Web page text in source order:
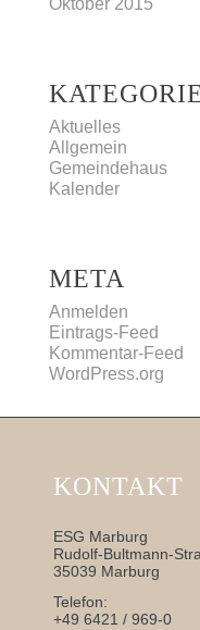
Oktober 2015
Aktuelles
Allgemein
Gemeindehaus
Kalender
META
Anmelden
Eintrags-Feed
Kommentar-Feed
WordPress.org
KONTAKT
ESG Marburg
Rudolf-Bultmann-
35039 Marburg
Telefon:
+49 6421 / 969-0